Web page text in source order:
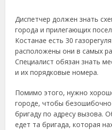
Диспетчер должен знать
города и прилегающих
Костанае есть 30
расположены они в самых
Специалист обязан знать
и их порядковые номера.
Помимо этого, нужно
городе, чтобы
бригаду по адресу вызова.
едет та бригада, которая